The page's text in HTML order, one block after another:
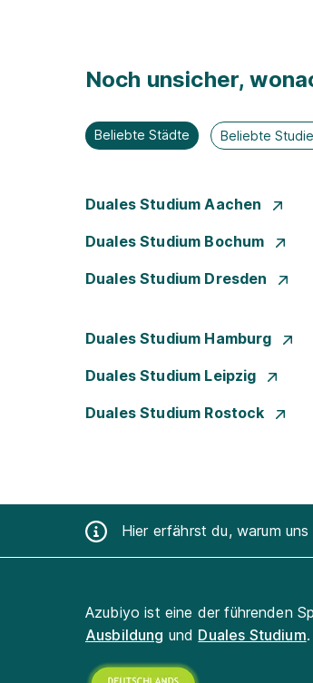
Noch unsicher,
Beliebte Städte Beliebte
Duales Studium Aachen
Duales Studium Bochum
Duales Studium Dresden
Duales Studium Hamburg
Duales Studium Leipzig
Duales Studium Rostock
Hier erfährst du, warum
Azubiyo ist eine der führenden
Ausbildung und Duales Studium.